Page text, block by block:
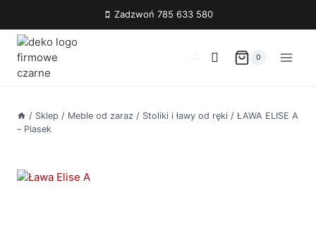
treści
Zadzwoń 785 633 580
0
/ Sklep / Meble od zaraz / Stoliki i ławy od ręki / ŁAWA ELISE A
– Piasek